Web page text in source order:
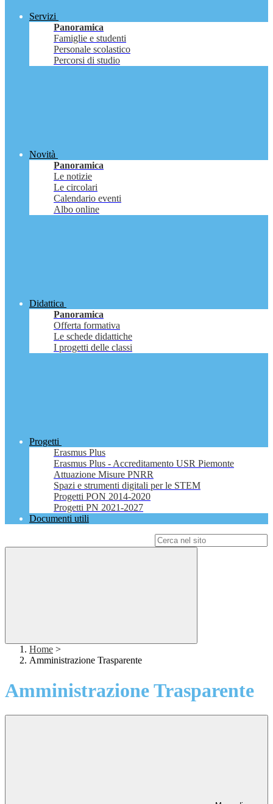
Servizi
Panoramica
Famiglie e studenti
Personale scolastico
Percorsi di studio
Novità
Panoramica
Le notizie
Le circolari
Calendario eventi
Albo online
Didattica
Panoramica
Offerta formativa
Le schede didattiche
I progetti delle classi
Progetti
Erasmus Plus
Erasmus Plus - Accreditamento USR Piemonte
Attuazione Misure PNRR
Spazi e strumenti digitali per le STEM
Progetti PON 2014-2020
Progetti PN 2021-2027
Documenti utili
Home >
Amministrazione Trasparente
Amministrazione Trasparente